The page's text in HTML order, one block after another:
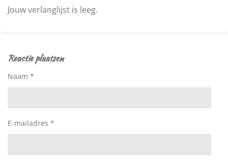
Jouw verlanglijst is leeg.
Reactie plaatsen
Naam *
E-mailadres *